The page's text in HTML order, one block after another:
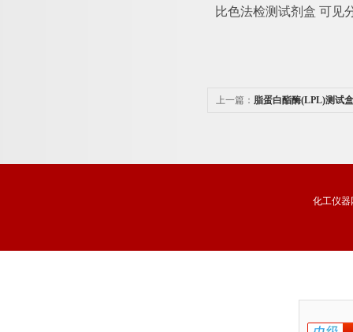
比色法检测试剂盒 可见
上一篇： 脂蛋白酯酶(LPL)测试盒
化工仪器